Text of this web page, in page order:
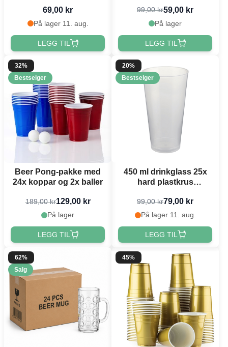
69,00 kr
På lager 11. aug.
LEGG TIL
99,00 kr59,00 kr
På lager
LEGG TIL
32%
Bestselger
Beer Pong-pakke med
24x koppar og 2x baller
189,00 kr129,00 kr
På lager
LEGG TIL
20%
Bestselger
450 ml drinkglass 25x
hard plastkrus
99,00 kr79,00 kr
På lager 11. aug.
LEGG TIL
62%
Salg
45%